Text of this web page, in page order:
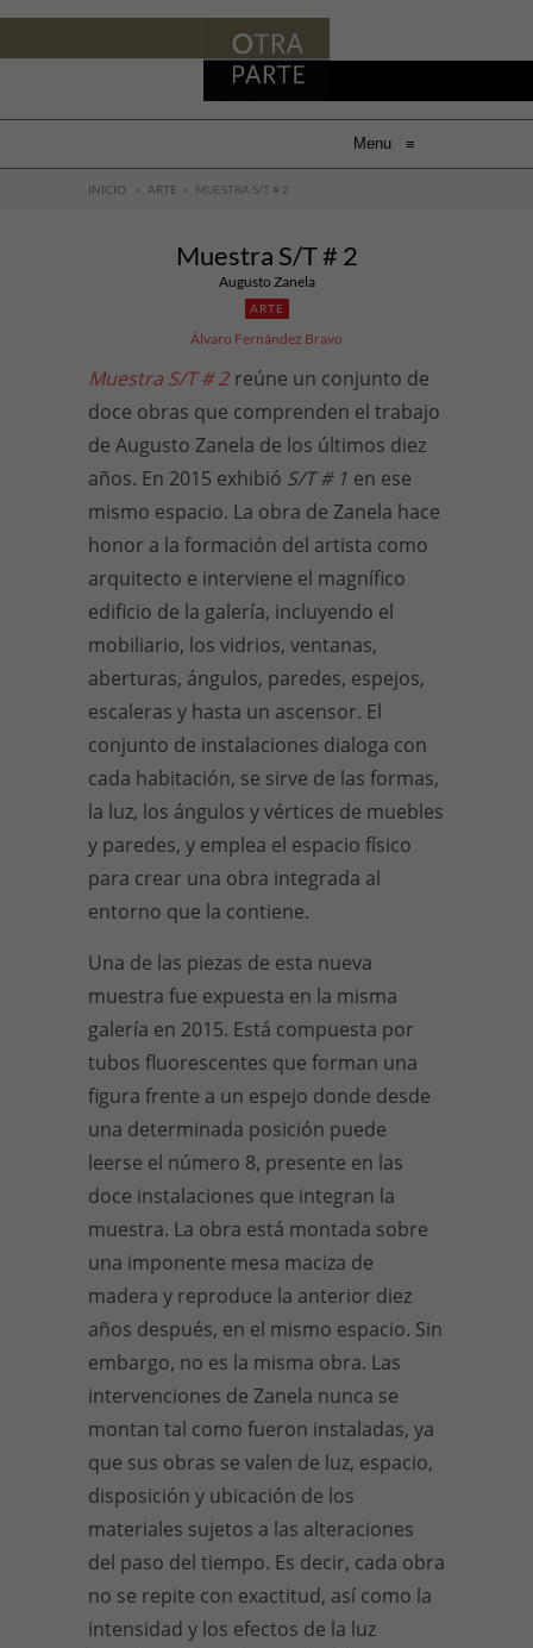
Menu ≡
INICIO » ARTE » MUESTRA S/T # 2
Muestra S/T # 2
Augusto Zanela
ARTE
Álvaro Fernández Bravo
Muestra S/T # 2 reúne un conjunto de
doce obras que comprenden el trabajo
de Augusto Zanela de los últimos diez
años. En 2015 exhibió S/T # 1 en ese
mismo espacio. La obra de Zanela hace
honor a la formación del artista como
arquitecto e interviene el magnífico
edificio de la galería, incluyendo el
mobiliario, los vidrios, ventanas,
aberturas, ángulos, paredes, espejos,
escaleras y hasta un ascensor. El
conjunto de instalaciones dialoga con
cada habitación, se sirve de las formas,
la luz, los ángulos y vértices de muebles
y paredes, y emplea el espacio físico
para crear una obra integrada al
entorno que la contiene.
Una de las piezas de esta nueva
muestra fue expuesta en la misma
galería en 2015. Está compuesta por
tubos fluorescentes que forman una
figura frente a un espejo donde desde
una determinada posición puede
leerse el número 8, presente en las
doce instalaciones que integran la
muestra. La obra está montada sobre
una imponente mesa maciza de
madera y reproduce la anterior diez
años después, en el mismo espacio. Sin
embargo, no es la misma obra. Las
intervenciones de Zanela nunca se
montan tal como fueron instaladas, ya
que sus obras se valen de luz, espacio,
disposición y ubicación de los
materiales sujetos a las alteraciones
del paso del tiempo. Es decir, cada obra
no se repite con exactitud, así como la
intensidad y los efectos de la luz